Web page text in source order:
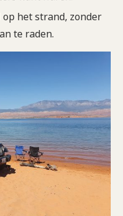
het strand, zonder
te raden.